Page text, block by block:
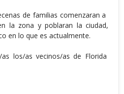
de familias comenzaran a
la zona y poblaran la ciudad,
en lo que es actualmente.
los/as vecinos/as de Florida